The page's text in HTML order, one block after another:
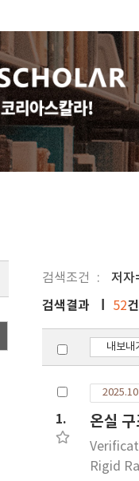
검색조건 저자
검색결과 52건
내보내
1.
2025.10
온실
Rigid